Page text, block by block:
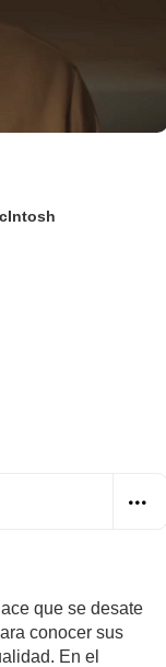
que se desate
conocer sus
En el